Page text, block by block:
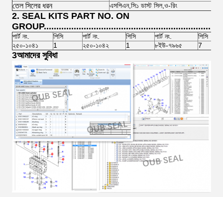
তেল সিলের ধরন
এসপিএন,সি১ ডাস্ট সিল,ও-রিং
2. SEAL KITS PART NO. ON
পার্ট নং. পিসি পার্ট নং. পিসি পার্ট নং.
পিসি
২৫০-১০৪১
1 ২৫০-১০৪২ 1 ৮ইউ-৭৯৬৫ 7
3আমাদের সুবিধা